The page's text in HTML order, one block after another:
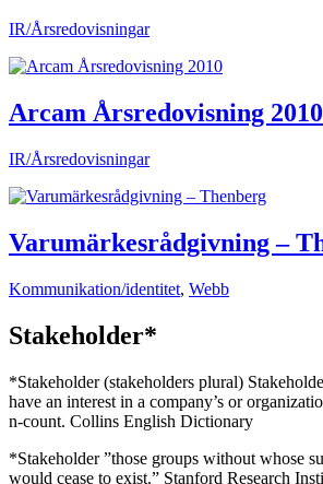
IR/Årsredovisningar
Arcam Årsredovisning 2010
IR/Årsredovisningar
Varumärkesrådgivning –
Kommunikation/identitet, Webb
Stakeholder*
*Stakeholder (stakeholders plural)
have an interest in a company’s or
n-count. Collins English Dictionary
*Stakeholder ”those groups without whose
would cease to exist.” Stanford Research